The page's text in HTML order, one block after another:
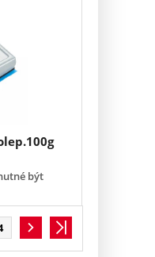
být